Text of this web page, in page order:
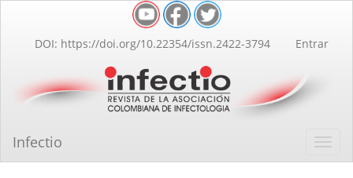
Contenido
principal
lateral
DOI: https://doi.org/10.22354/issn.2422-3794 Entrar
Infectio